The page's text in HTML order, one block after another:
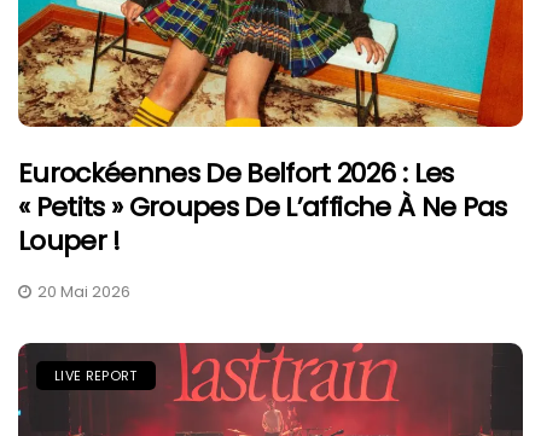
Eurockéennes De Belfort 2026 : Les
« Petits » Groupes De L’affiche À Ne Pas
Louper !
20 Mai 2026
LIVE REPORT